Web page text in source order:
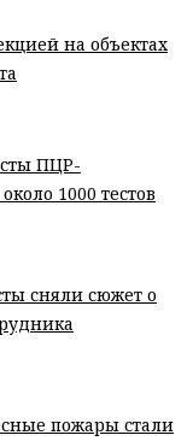
на объектах
ПЦР-
1000 тестов
сняли сюжет о
пожары стали